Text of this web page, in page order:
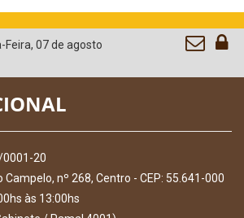
Feira, 07 de agosto
0001-20
Campelo, nº 268, Centro - CEP: 55.641-000
às 13:00hs